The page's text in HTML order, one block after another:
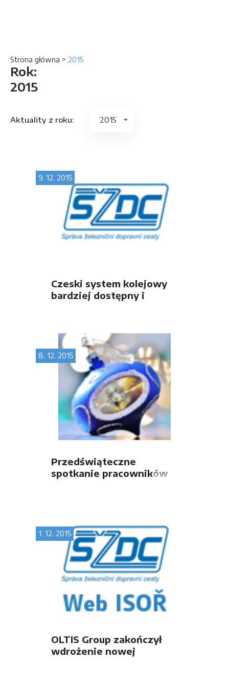
Strona główna > 2015
Rok:
2015
Aktuality z roku:
9. 12. 2015
Czeski system kolejowy
bardziej dostępny i
8. 12. 2015
Przedświąteczne
spotkanie pracowników
1. 12. 2015
OLTIS Group zakończył
wdrożenie nowej